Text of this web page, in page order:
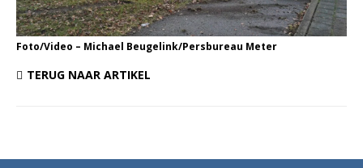
Foto/Video – Michael Beugelink/Persbureau Meter
TERUG NAAR ARTIKEL